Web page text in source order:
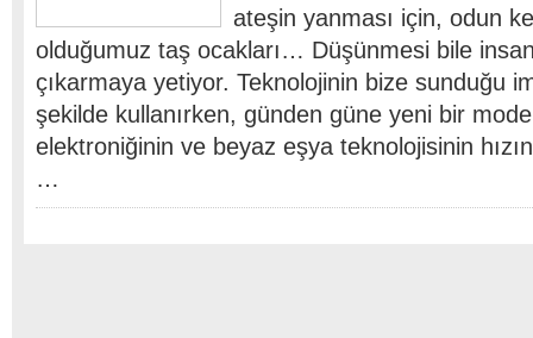
ateşin yanması için, odun
olduğumuz taş ocakları… Düşünmesi bile
çıkarmaya yetiyor. Teknolojinin bize sunduğu
şekilde kullanırken, günden güne yeni bir
elektroniğinin ve beyaz eşya teknolojisinin
…